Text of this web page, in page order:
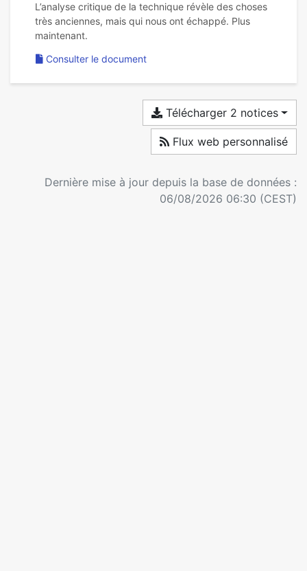
L’analyse critique de la technique révèle des choses
très anciennes, mais qui nous ont échappé. Plus
Consulter le document
Télécharger 2 notices
Flux web personnalisé
Dernière mise à jour depuis la base de données :
06/08/2026 06:30 (CEST)